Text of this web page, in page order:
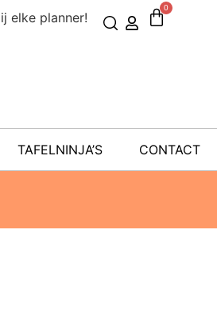
elke planner!
0
TAFELNINJA’S CONTACT